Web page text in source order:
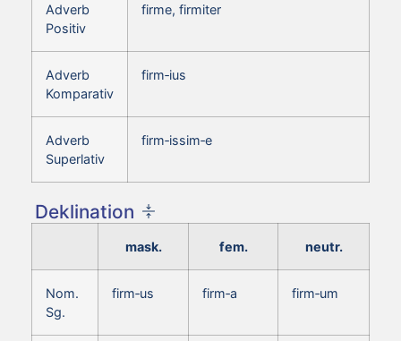
Adverb
Positiv
firme, firmiter
Adverb
Komparativ
firm‑ius
Adverb
Superlativ
firm‑issim‑e
Deklination
mask. fem. neutr.
Nom.
Sg.
firm‑us firm‑a firm‑um